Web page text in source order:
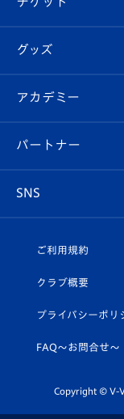
チケット
イベント
メディア
ホームタウン
エンブレム紹介
スタッフプロフィ
マスコット紹介
平和祈念活動
ホームタウン活
はじめての観戦
Revive Team
ヴィヴィくんの
フォトギャラリ
スタジアムグル
チケット
V-LOVERS（フ
プレイヤーズス
グッズ
オンラインショ
店舗情報
アカデミー
育成からのお知
U-18
スクール
パートナー
SNS
ヴィヴィくんイ
公式LINE＠
ご利用規約
クラブ概要
プライバシーポリ
FAQ〜お問合せ〜
Copyright © V-